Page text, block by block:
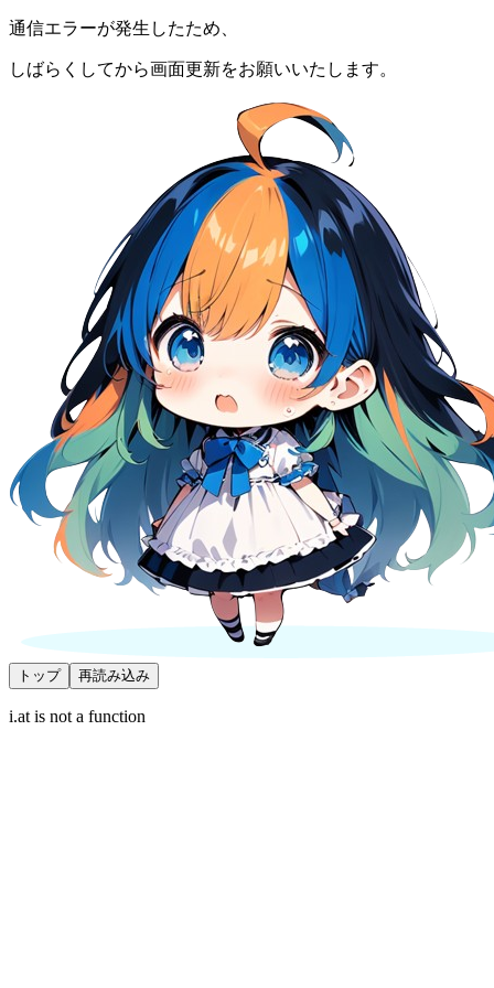
通信エラーが発生したため、
しばらくしてから画面更新をお願いいたします。
トップ 再読み込み
i.at is not a function